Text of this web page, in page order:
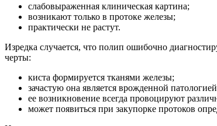
слабовыраженная клиническая картина;
возникают только в протоке железы;
практически не растут.
Изредка случается, что полип ошибочно
черты:
киста формируется тканями железы;
зачастую она является врожденной
ее возникновение всегда провоцируют
может появиться при закупорке протоков